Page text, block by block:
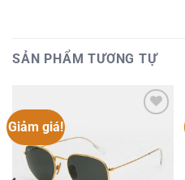
SẢN PHẨM TƯƠNG TỰ
Giảm giá!